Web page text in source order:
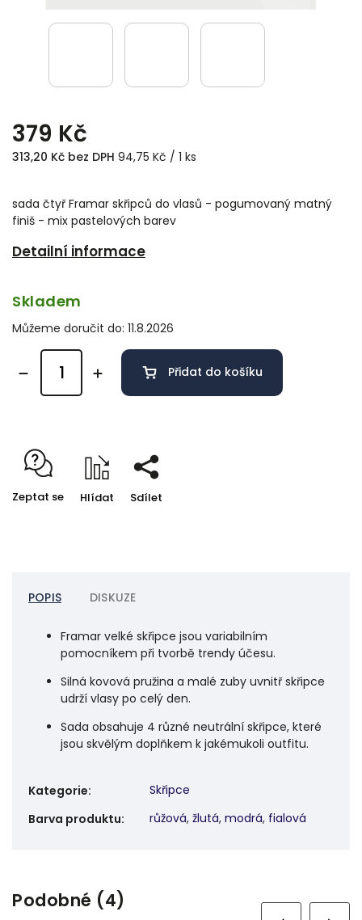
379 Kč
313,20 Kč bez DPH 94,75 Kč / 1 ks
sada čtyř Framar skřipců do vlasů - pogumovaný matný
finiš - mix pastelových barev
Detailní informace
Skladem
Můžeme doručit do: 11.8.2026
Přidat do košíku
Zeptat se Hlídat Sdílet
POPIS DISKUZE
Framar velké skřipce jsou variabilním
pomocníkem při tvorbě trendy účesu.
Silná kovová pružina a malé zuby uvnitř skřipce
udrží vlasy po celý den.
Sada obsahuje 4 různé neutrální skřipce, které
jsou skvělým doplňkem k jakémukoli outfitu.
Kategorie:
Skřipce
Barva produktu: růžová, žlutá, modrá, fialová
Podobné (4)